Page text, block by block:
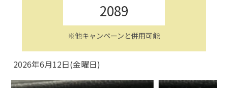
2089
※他キャンペーンと併用可能
2026年6月12日(金曜日)